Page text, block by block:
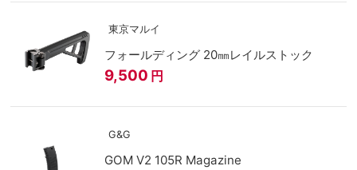
東京マルイ
フォールディング 20㎜レイルストック
9,500 円
G&G
GOM V2 105R Magazine